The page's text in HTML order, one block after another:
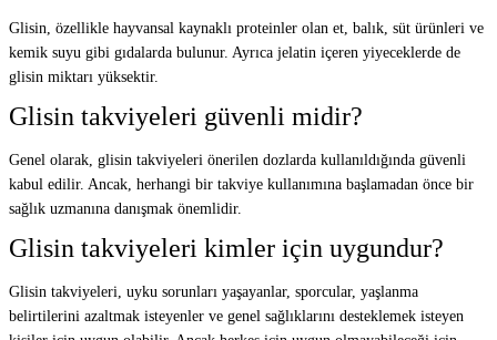
Glisin, özellikle hayvansal kaynaklı proteinler olan et, balık, süt ürünleri ve
kemik suyu gibi gıdalarda bulunur. Ayrıca jelatin içeren yiyeceklerde de
glisin miktarı yüksektir.
Glisin takviyeleri güvenli midir?
Genel olarak, glisin takviyeleri önerilen dozlarda kullanıldığında güvenli
kabul edilir. Ancak, herhangi bir takviye kullanımına başlamadan önce bir
sağlık uzmanına danışmak önemlidir.
Glisin takviyeleri kimler için uygundur?
Glisin takviyeleri, uyku sorunları yaşayanlar, sporcular, yaşlanma
belirtilerini azaltmak isteyenler ve genel sağlıklarını desteklemek isteyen